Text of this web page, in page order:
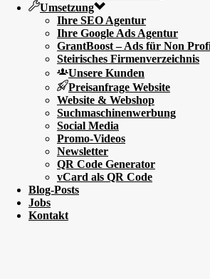
Umsetzung
Ihre SEO Agentur
Ihre Google Ads Agentur
GrantBoost – Ads für Non
Steirisches Firmenverzeichnis
Unsere Kunden
Preisanfrage Website
Website & Webshop
Suchmaschinenwerbung
Social Media
Promo-Videos
Newsletter
QR Code Generator
vCard als QR Code
Blog-Posts
Jobs
Kontakt